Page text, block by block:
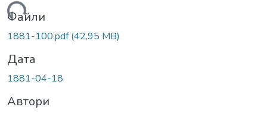
Файли
1881-100.pdf(42,95 MB)
Дата
1881-04-18
Автори